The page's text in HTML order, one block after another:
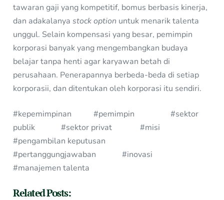
tawaran gaji yang kompetitif, bomus berbasis kinerja,
dan adakalanyastock option untuk menarik talenta
unggul. Selain kompensasi yang besar, pemimpin
korporasi banyak yang mengembangkan budaya
belajar tanpa henti agar karyawan betah di
perusahaan. Penerapannya berbeda-beda di setiap
korporasii, dan ditentukan oleh korporasi itu sendiri.
#kepemimpinan #pemimpin #sektor
publik #sektor privat #misi
#pengambilan keputusan
#pertanggungjawaban #inovasi
#manajemen talenta
Related Posts: